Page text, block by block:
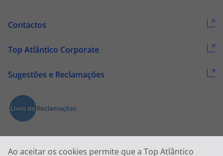
Ao aceitar os cookies permite que a Top Atlântico
Contactos
Top Atlântico Corporate
Sugestões e Reclamações